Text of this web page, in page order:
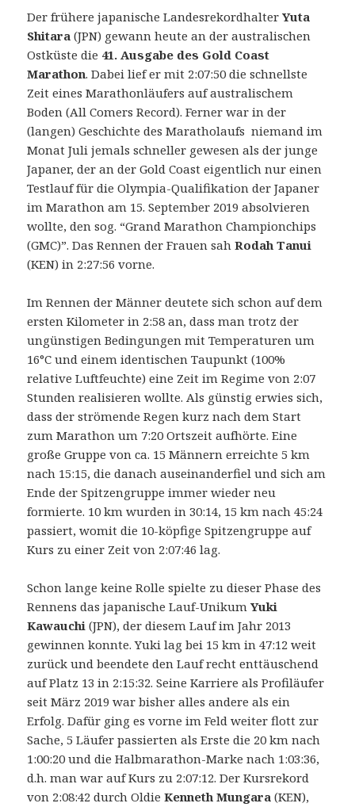
Der frühere japanische LandesrekordhalterYuta
Shitara (JPN) gewann heute an der australischen
Ostküste die 41. Ausgabe des Gold Coast
Marathon. Dabei lief er mit 2:07:50 die schnellste
Zeit eines Marathonläufers auf australischem
Boden (All Comers Record).Ferner war in der
(langen) Geschichte des Maratholaufs niemand im
Monat Juli jemals schneller gewesen als der junge
Japaner, der an der Gold Coast eigentlich nur einen
Testlauf für die Olympia-Qualifikation der Japaner
im Marathon am 15. September 2019 absolvieren
wollte, den sog. “Grand Marathon Championchips
(GMC)”. Das Rennen der Frauen sahRodah Tanui
(KEN) in 2:27:56 vorne.
Im Rennen der Männer deutete sich schon auf dem
ersten Kilometer in 2:58 an, dass man trotz der
ungünstigen Bedingungen mit Temperaturen um
16°C und einem identischen Taupunkt (100%
relative Luftfeuchte) eine Zeit im Regime von 2:07
Stunden realisieren wollte. Als günstig erwies sich,
dass der strömende Regen kurz nach dem Start
zum Marathon um 7:20 Ortszeit aufhörte. Eine
große Gruppe von ca. 15 Männern erreichte 5 km
nach 15:15, die danach auseinanderfiel und sich am
Ende der Spitzengruppe immer wieder neu
formierte. 10 km wurden in 30:14, 15 km nach 45:24
passiert, womit die 10-köpfige Spitzengruppe auf
Kurs zu einer Zeit von 2:07:46 lag.
Schon lange keine Rolle spielte zu dieser Phase des
Rennens das japanische Lauf-Unikum Yuki
Kawauchi (JPN), der diesem Lauf im Jahr 2013
gewinnen konnte. Yuki lag bei 15 km in 47:12 weit
zurück und beendete den Lauf recht enttäuschend
auf Platz 13 in 2:15:32. Seine Karriere als Profiläufer
seit März 2019 war bisher alles andere als ein
Erfolg. Dafür ging es vorne im Feld weiter flott zur
Sache, 5 Läufer passierten als Erste die 20 km nach
1:00:20 und die Halbmarathon-Marke nach 1:03:36,
d.h. man war auf Kurs zu 2:07:12. Der Kursrekord
von 2:08:42 durch OldieKenneth Mungara (KEN),